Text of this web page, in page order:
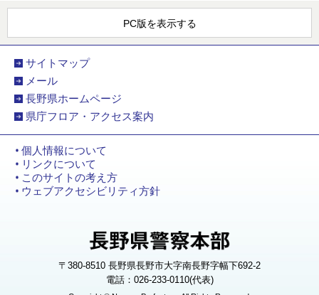
PC版を表示する
サイトマップ
メール
長野県ホームページ
県庁フロア・アクセス案内
個人情報について
リンクについて
このサイトの考え方
ウェブアクセシビリティ方針
〒380-8510 長野県長野市大字南長野字幅下692-2
電話：026-233-0110(代表)